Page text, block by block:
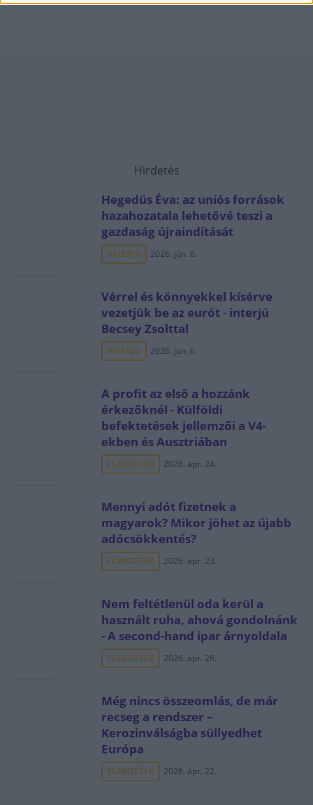
Hirdetés
Hegedüs Éva: az uniós források
hazahozatala lehetővé teszi a
gazdaság újraindítását
INTERJÚ 2026. jún. 8.
Vérrel és könnyekkel kísérve
vezetjük be az eurót - interjú
Becsey Zsolttal
INTERJÚ 2026. jún. 6.
A profit az első a hozzánk
érkezőknél - Külföldi
befektetések jellemzői a V4-
ekben és Ausztriában
ELEMZÉSEK 2026. ápr. 24.
Mennyi adót fizetnek a
magyarok? Mikor jöhet az újabb
adócsökkentés?
ELEMZÉSEK 2026. ápr. 23.
Nem feltétlenül oda kerül a
használt ruha, ahová gondolnánk
- A second-hand ipar árnyoldala
ELEMZÉSEK 2026. ápr. 26.
Még nincs összeomlás, de már
recseg a rendszer –
Kerozinválságba süllyedhet
Európa
ELEMZÉSEK 2026. ápr. 22.